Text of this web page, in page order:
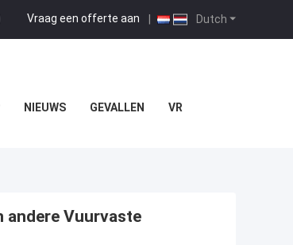
Dutch
Vraag een offerte aan |
NIEUWS GEVALLEN VR
andere Vuurvaste